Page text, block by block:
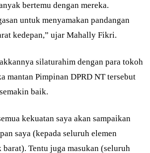
bertemu dengan mereka.
untuk menyamakan pandangan
kedepan,” ujar Mahally Fikri.
silaturahim dengan para tokoh
mantan Pimpinan DPRD NT tersebut
baik.
kekuatan saya akan sampaikan
saya (kepada seluruh elemen
Tentu juga masukan (seluruh